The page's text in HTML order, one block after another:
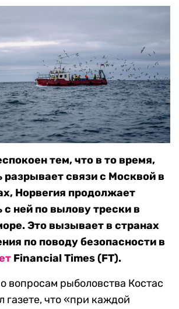
тем, что в то время,
связи с Москвой в
Норвегия продолжает
с ней по вылову трески в
Это вызывает в странах
по поводу безопасности в
Financial Times (FT).
вопросам рыболовства Костас
газете, что «при каждой